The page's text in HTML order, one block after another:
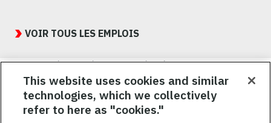
JobsVOIR TOUS LES EMPLOIS
Nous visons à attirer, à mobiliser et à fidéliser une main-d’œuvre
hautement performante et diversifiée. De plus, nous croyons
qu’une culture d’inclusion amusante et décontractée aide nos
employés à réaliser leur plein potentiel. Nous donnons les moyens
à nos employés, sans égard à leur race, leur couleur, leur religion,
This website uses cookies and similar
technologies, which we collectively
refer to here as "cookies."